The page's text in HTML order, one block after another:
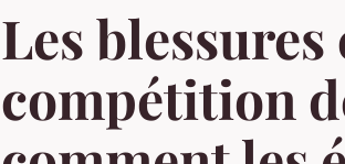
Les
compétition